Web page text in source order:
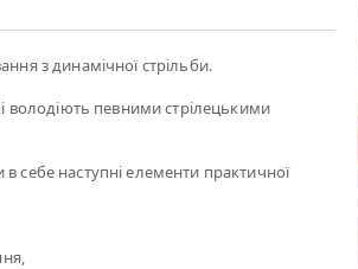
з динамічної стрільби.
володіють певними стрілецькими
себе наступні елементи практичної